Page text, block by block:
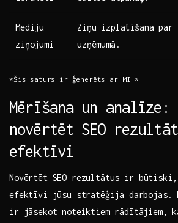
Mediju
ziņojumi
Ziņu izplatīšana⁣ par
uzņēmumā.
*Šis saturs ir ģenerēts ar MI.*
Mērīšana un analīze:
novērtēt‌ SEO
efektīvi
Novērtēt SEO rezultātus ‌ir
efektīvi jūsu stratēģija⁢
ir‍ jāsekot⁢ noteiktiem rādītājiem,